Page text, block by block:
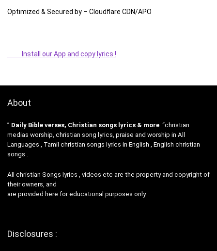
Optimized & Secured by – Cloudflare CDN/APO
Install our App and copy lyrics !
About
” Daily Bible verses, Christian songs lyrics & more “christian
medias worship, christian song lyrics, praise and worship in All
Languages , Tamil christian songs lyrics in English , English christian
songs .
All christian Songs lyrics , videos etc are the property and copyright of
their owners, and
are provided here for educational purposes only.
Disclosures :